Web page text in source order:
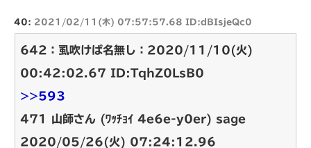
40: 2021/02/11(木) 07:57:57.68 ID:dBIsjeQc0
642：虱吹けば名無し：2020/11/10(火)
00:42:02.67 ID:TqhZ0LsB0
>>593
471 山師さん (ﾜｯﾁｮｲ 4e6e-y0er) sage
2020/05/26(火) 07:24:12.96